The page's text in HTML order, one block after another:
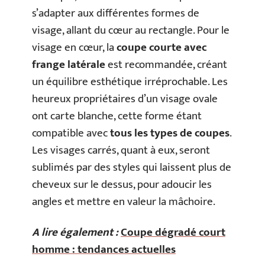
s’adapter aux différentes formes de
visage, allant du cœur au rectangle. Pour le
visage en cœur, lacoupe courte avec
frange latéraleest recommandée, créant
un équilibre esthétique irréprochable. Les
heureux propriétaires d’un visage ovale
ont carte blanche, cette forme étant
compatible avectous les types de coupes.
Les visages carrés, quant à eux, seront
sublimés par des styles qui laissent plus de
cheveux sur le dessus, pour adoucir les
angles et mettre en valeur la mâchoire.
A lire également :Coupe dégradé court
homme : tendances actuelles